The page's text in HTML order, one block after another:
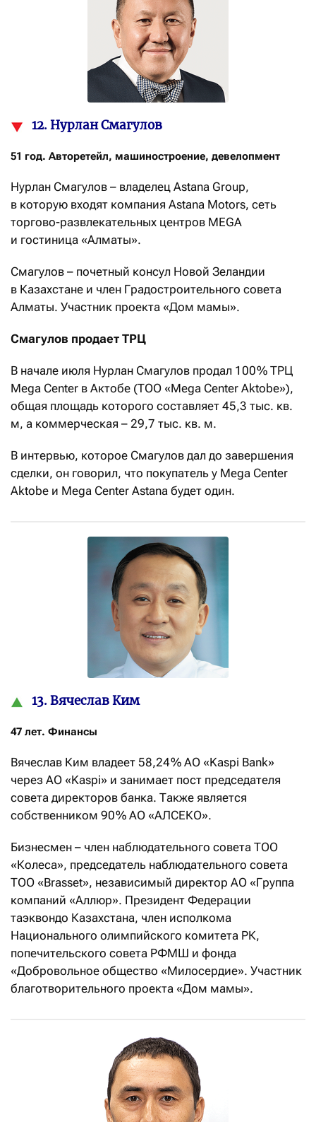
12. Нурлан Смагулов
51 год. Авторетейл, машиностроение, девелопмент
Нурлан Смагулов – владелец Astana Group,
в которую входят компания Astana Motors, сеть
торгово-развлекательных центров MEGA
и гостиница «Алматы».
Смагулов – почетный консул Новой Зеландии
в Казахстане и член Градостроительного совета
Алматы. Участник проекта «Дом мамы».
Смагулов продает ТРЦ
В начале июля Нурлан Смагулов продал 100 % ТРЦ
Mega Center в Актобе (ТОО «Mega Center Aktobe»),
общая площадь которого составляет 45,3 тыс. кв.
м, а коммерческая – 29,7 тыс. кв. м.
В интервью, которое Смагулов дал до завершения
сделки, он говорил, что покупатель у Mega Center
Aktobe и Mega Center Astana будет один.
13. Вячеслав Ким
47 лет. Финансы
Вячеслав Ким владеет 58,24 % АО «Kaspi Bank»
через АО «Kaspi» и занимает пост председателя
совета директоров банка. Также является
собственником 90 % АО «АЛСЕКО».
Бизнесмен – член наблюдательного совета ТОО
«Колеса», председатель наблюдательного совета
ТОО «Brasset», независимый директор АО «Группа
компаний «Аллюр». Президент Федерации
таэквондо Казахстана, член исполкома
Национального олимпийского комитета РК,
попечительского совета РФМШ и фонда
«Добровольное общество «Милосердие». Участник
благотворительного проекта «Дом мамы».